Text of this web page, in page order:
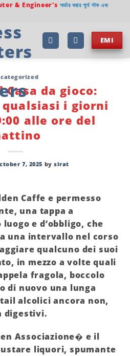
& Engineer's অর্ডার করার পূর্বে স্টক এবং
EMI
Casa da gioco:
qualsiasi i giorni
alle ore del
7, 2025 bysirat
Caffe e permesso
una tappa a
e d’obbligo, che
una intervallo nel corso
qualcuno dei suoi
in mezzo a volte quali
fragola, boccolo
di nuovo una lunga
alcolici ancora non,
digestivi.
Associazione� e il
liquori, spumante